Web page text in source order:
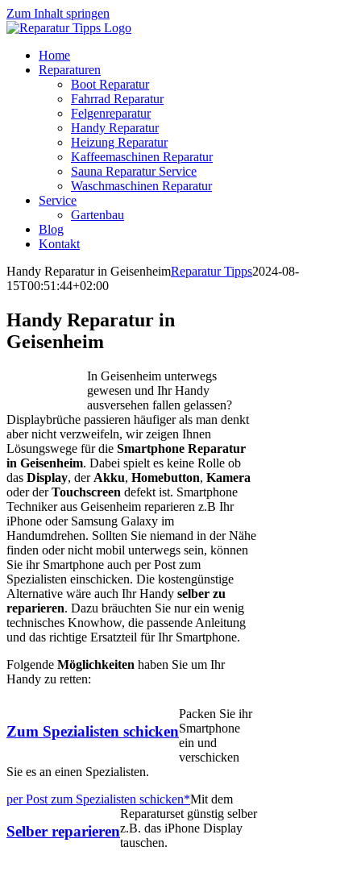
Zum Inhalt springen
Home
Reparaturen
Boot Reparatur
Fahrrad Reparatur
Felgenreparatur
Handy Reparatur
Heizung Reparatur
Kaffeemaschinen Reparatur
Sauna Reparatur Service
Waschmaschinen Reparatur
Service
Gartenbau
Blog
Kontakt
Handy Reparatur in GeisenheimReparatur Tipps2024-08-
15T00:51:44+02:00
Handy Reparatur in
Geisenheim
In Geisenheim unterwegs
gewesen und Ihr Handy
ausversehen fallen gelassen?
Displaybrüche passieren häufiger als man denkt
aber nicht verzweifeln, wir zeigen Ihnen
Lösungswege für die Smartphone Reparatur
in Geisenheim. Dabei spielt es keine Rolle ob
das Display, der Akku, Homebutton, Kamera
oder derTouchscreen defekt ist. Smartphone
Techniker aus Geisenheim reparieren z.B Ihr
iPhone oder Samsung Galaxy im
Handumdrehen. Sollten Sie niemand in der Nähe
finden oder nicht mobil unterwegs sein, können
Sie ihr Smartphone auch per Post zum
Spezialisten einschicken. Die kostengünstige
Alternative wäre auch Ihr Handy selber zu
reparieren. Dazu bräuchten Sie nur ein wenig
technisches Knowhow, die passende Anleitung
und das richtige Ersatzteil für Ihr Smartphone.
Folgende Möglichkeiten haben Sie um Ihr
Handy zu retten:
Zum Spezialisten schicken
Packen Sie ihr
Smartphone
ein und
verschicken
Sie es an einen Spezialisten.
per Post zum Spezialisten schicken*
Selber reparieren
Mit dem
Reparaturset günstig selber
z.B. das iPhone Display
tauschen.